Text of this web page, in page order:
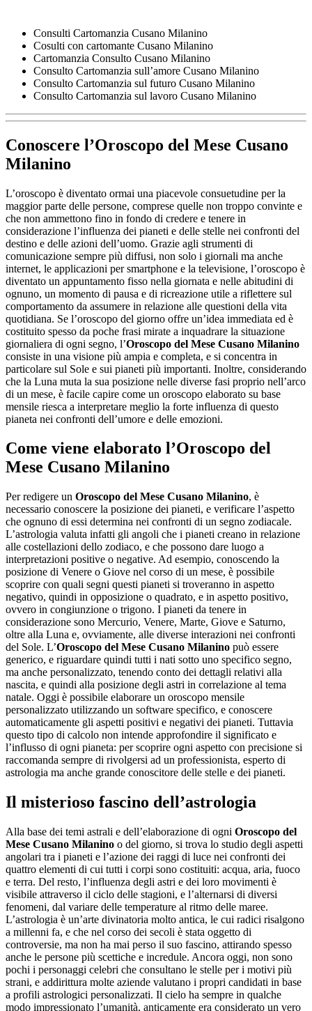
Consulti Cartomanzia Cusano Milanino
Cosulti con cartomante Cusano Milanino
Cartomanzia Consulto Cusano Milanino
Consulto Cartomanzia sull’amore Cusano Milanino
Consulto Cartomanzia sul futuro Cusano Milanino
Consulto Cartomanzia sul lavoro Cusano Milanino
Conoscere l’Oroscopo del Mese Cusano
Milanino
L’oroscopo è diventato ormai una piacevole consuetudine per la
maggior parte delle persone, comprese quelle non troppo convinte e
che non ammettono fino in fondo di credere e tenere in
considerazione l’influenza dei pianeti e delle stelle nei confronti del
destino e delle azioni dell’uomo. Grazie agli strumenti di
comunicazione sempre più diffusi, non solo i giornali ma anche
internet, le applicazioni per smartphone e la televisione, l’oroscopo è
diventato un appuntamento fisso nella giornata e nelle abitudini di
ognuno, un momento di pausa e di ricreazione utile a riflettere sul
comportamento da assumere in relazione alle questioni della vita
quotidiana. Se l’oroscopo del giorno offre un’idea immediata ed è
costituito spesso da poche frasi mirate a inquadrare la situazione
giornaliera di ogni segno, l’Oroscopo del Mese Cusano Milanino
consiste in una visione più ampia e completa, e si concentra in
particolare sul Sole e sui pianeti più importanti. Inoltre, considerando
che la Luna muta la sua posizione nelle diverse fasi proprio nell’arco
di un mese, è facile capire come un oroscopo elaborato su base
mensile riesca a interpretare meglio la forte influenza di questo
pianeta nei confronti dell’umore e delle emozioni.
Come viene elaborato l’Oroscopo del
Mese Cusano Milanino
Per redigere un Oroscopo del Mese Cusano Milanino, è
necessario conoscere la posizione dei pianeti, e verificare l’aspetto
che ognuno di essi determina nei confronti di un segno zodiacale.
L’astrologia valuta infatti gli angoli che i pianeti creano in relazione
alle costellazioni dello zodiaco, e che possono dare luogo a
interpretazioni positive o negative. Ad esempio, conoscendo la
posizione di Venere o Giove nel corso di un mese, è possibile
scoprire con quali segni questi pianeti si troveranno in aspetto
negativo, quindi in opposizione o quadrato, e in aspetto positivo,
ovvero in congiunzione o trigono. I pianeti da tenere in
considerazione sono Mercurio, Venere, Marte, Giove e Saturno,
oltre alla Luna e, ovviamente, alle diverse interazioni nei confronti
del Sole. L’Oroscopo del Mese Cusano Milanino può essere
generico, e riguardare quindi tutti i nati sotto uno specifico segno,
ma anche personalizzato, tenendo conto dei dettagli relativi alla
nascita, e quindi alla posizione degli astri in correlazione al tema
natale. Oggi è possibile elaborare un oroscopo mensile
personalizzato utilizzando un software specifico, e conoscere
automaticamente gli aspetti positivi e negativi dei pianeti. Tuttavia
questo tipo di calcolo non intende approfondire il significato e
l’influsso di ogni pianeta: per scoprire ogni aspetto con precisione si
raccomanda sempre di rivolgersi ad un professionista, esperto di
astrologia ma anche grande conoscitore delle stelle e dei pianeti.
Il misterioso fascino dell’astrologia
Alla base dei temi astrali e dell’elaborazione di ogni Oroscopo del
Mese Cusano Milanino o del giorno, si trova lo studio degli aspetti
angolari tra i pianeti e l’azione dei raggi di luce nei confronti dei
quattro elementi di cui tutti i corpi sono costituiti: acqua, aria, fuoco
e terra. Del resto, l’influenza degli astri e dei loro movimenti è
visibile attraverso il ciclo delle stagioni, e l’alternarsi di diversi
fenomeni, dal variare delle temperature al ritmo delle maree.
L’astrologia è un’arte divinatoria molto antica, le cui radici risalgono
a millenni fa, e che nel corso dei secoli è stata oggetto di
controversie, ma non ha mai perso il suo fascino, attirando spesso
anche le persone più scettiche e incredule. Ancora oggi, non sono
pochi i personaggi celebri che consultano le stelle per i motivi più
strani, e addirittura molte aziende valutano i propri candidati in base
a profili astrologici personalizzati. Il cielo ha sempre in qualche
modo impressionato l’umanità, anticamente era considerato un vero